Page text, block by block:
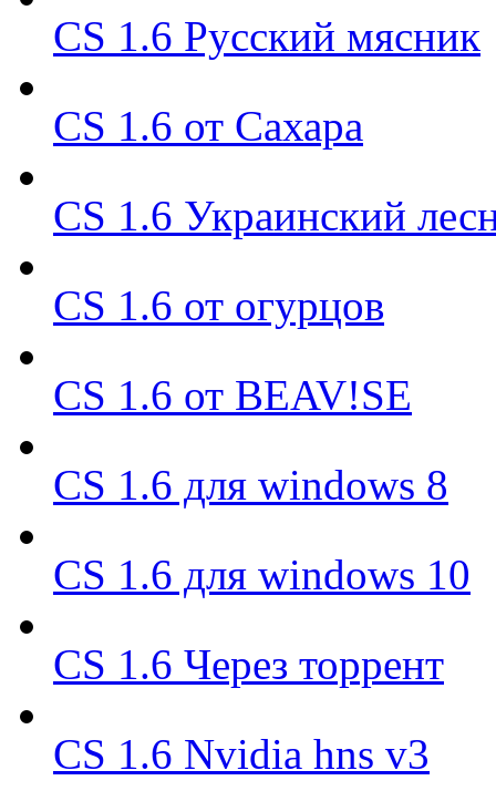
CS 1.6 Русский мясник
CS 1.6 от Сахара
CS 1.6 Украинский
CS 1.6 от огурцов
CS 1.6 от BEAV!SE
CS 1.6 для windows 8
CS 1.6 для windows 10
CS 1.6 Через торрент
CS 1.6 Nvidia hns v3